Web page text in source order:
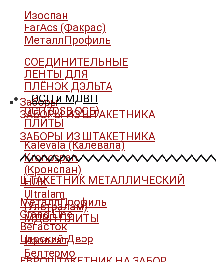
Изоспан
FarAcs (Факрас)
МеталлПрофиль
СОЕДИНИТЕЛЬНЫЕ
ЛЕНТЫ ДЛЯ
ПЛЁНОК ДЭЛЬТА
ОСП и МДВП
ОСП (OSB,ОСБ)
ПЛИТЫ
Kalevala (Калевала)
Kronospan
(Кронспан)
НЛК
Ultralam
(Ультралам)
МДВП ПЛИТЫ
Изоплат
Белтермо
Заборы
ЗАБОРЫ ИЗ ШТАКЕТНИКА
ЗАБОРЫ ИЗ ШТАКЕТНИКА
ШТАКЕТНИК МЕТАЛЛИЧЕСКИЙ
МеталлПрофиль
Grand Line
Вегасток
Царский Двор